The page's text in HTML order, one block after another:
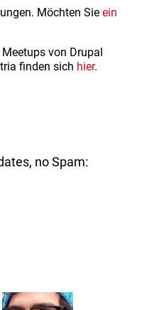
Möchten Sie ein
von Drupal
finden sich hier.
no Spam: